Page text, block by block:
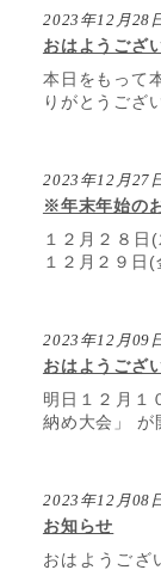
2023年12月28
おはようござ
本日をもって
りがとうござ
2023年12月27
※年末年始の
１２月２８日
１２月２９日
2023年12月09
おはようござ
明日１２月１
納め大会」 が
2023年12月08
お知らせ
おはようござ